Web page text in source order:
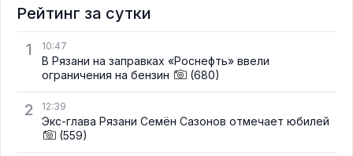
Рейтинг за сутки
1
10:47
В Рязани на заправках «Роснефть» ввели
ограничения на бензин
(680)
2 12:39
Экс-глава Рязани Семён Сазонов отмечает юбилей
(559)